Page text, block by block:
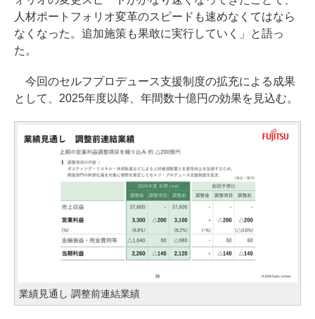
人材ポートフォリオ変革のスピードも速めなくてはなら
なくなった。追加施策も果敢に実行していく」と語っ
た。
今回のセルフプロデュース支援制度の拡充による成果
として、2025年度以降、年間数十億円の効果を見込む。
業績見通し 調整前連結業績